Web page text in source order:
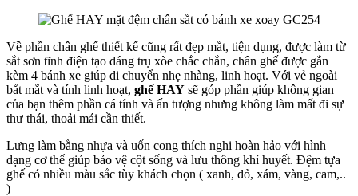
Về phần chân ghế thiết kế cũng rất đẹp mắt, tiện dụng, được làm từ
sắt sơn tĩnh điện tạo dáng trụ xòe chắc chắn, chân ghế được gắn
kèm 4 bánh xe giúp di chuyển nhẹ nhàng, linh hoạt. Với vẻ ngoài
bắt mắt và tính linh hoạt, ghế HAY sẽ góp phần giúp không gian
của bạn thêm phần cá tính và ấn tượng nhưng không làm mất đi sự
thư thái, thoải mái cần thiết.
Lưng làm bằng nhựa và uốn cong thích nghi hoàn hảo với hình
dạng cơ thể giúp bảo vệ cột sống và lưu thông khí huyết. Đệm tựa
ghế có nhiều màu sắc tùy khách chọn ( xanh, đỏ, xám, vàng, cam,..
)